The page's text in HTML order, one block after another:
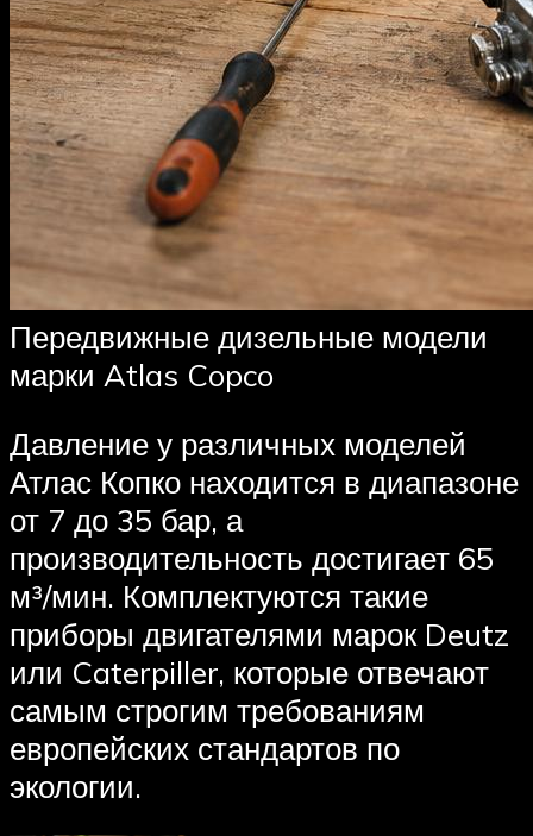
Передвижные дизельные модели
марки Atlas Copco
Давление у различных моделей
Атлас Копко находится в диапазоне
от 7 до 35 бар, а
производительность достигает 65
м³/мин. Комплектуются такие
приборы двигателями марок Deutz
или Caterpiller, которые отвечают
самым строгим требованиям
европейских стандартов по
экологии.